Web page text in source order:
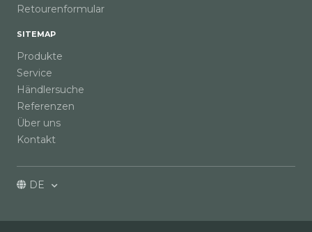
Retourenformular
SITEMAP
Produkte
Service
Händlersuche
Referenzen
Über uns
Kontakt
DE